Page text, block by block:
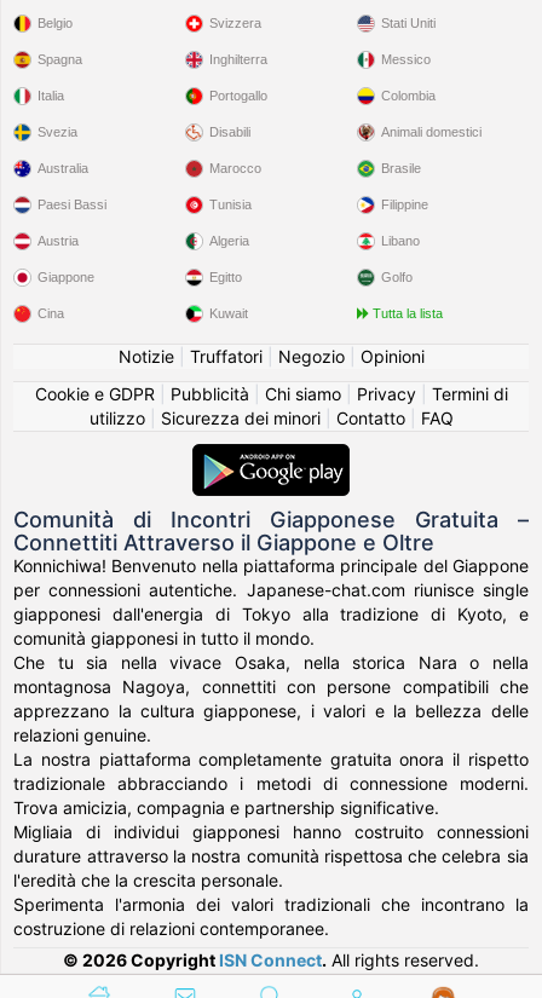
Belgio
Spagna
Italia
Svezia
Svizzera
Inghilterra
Portogallo
Disabili
Stati Uniti
Messico
Colombia
Animali domestici
Australia
Paesi Bassi
Austria
Giappone
Cina
Marocco
Tunisia
Algeria
Egitto
Kuwait
Brasile
Filippine
Libano
Golfo
Tutta la lista
Notizie| Truffatori| Negozio| Opinioni
Cookie e GDPR
Pubblicità Chi siamo| Privacy| Termini di
utilizzo| Sicurezza dei minori| Contatto| FAQ
Comunità di Incontri Giapponese Gratuita –
Connettiti Attraverso il Giappone e Oltre
Konnichiwa! Benvenuto nella piattaforma principale del Giappone
per connessioni autentiche. Japanese-chat.com riunisce single
giapponesi dall'energia di Tokyo alla tradizione di Kyoto, e
comunità giapponesi in tutto il mondo.
Che tu sia nella vivace Osaka, nella storica Nara o nella
montagnosa Nagoya, connettiti con persone compatibili che
apprezzano la cultura giapponese, i valori e la bellezza delle
relazioni genuine.
La nostra piattaforma completamente gratuita onora il rispetto
tradizionale abbracciando i metodi di connessione moderni.
Trova amicizia, compagnia e partnership significative.
Migliaia di individui giapponesi hanno costruito connessioni
durature attraverso la nostra comunità rispettosa che celebra sia
l'eredità che la crescita personale.
Sperimenta l'armonia dei valori tradizionali che incontrano la
costruzione di relazioni contemporanee.
© 2026 Copyright ISN Connect. All rights reserved.